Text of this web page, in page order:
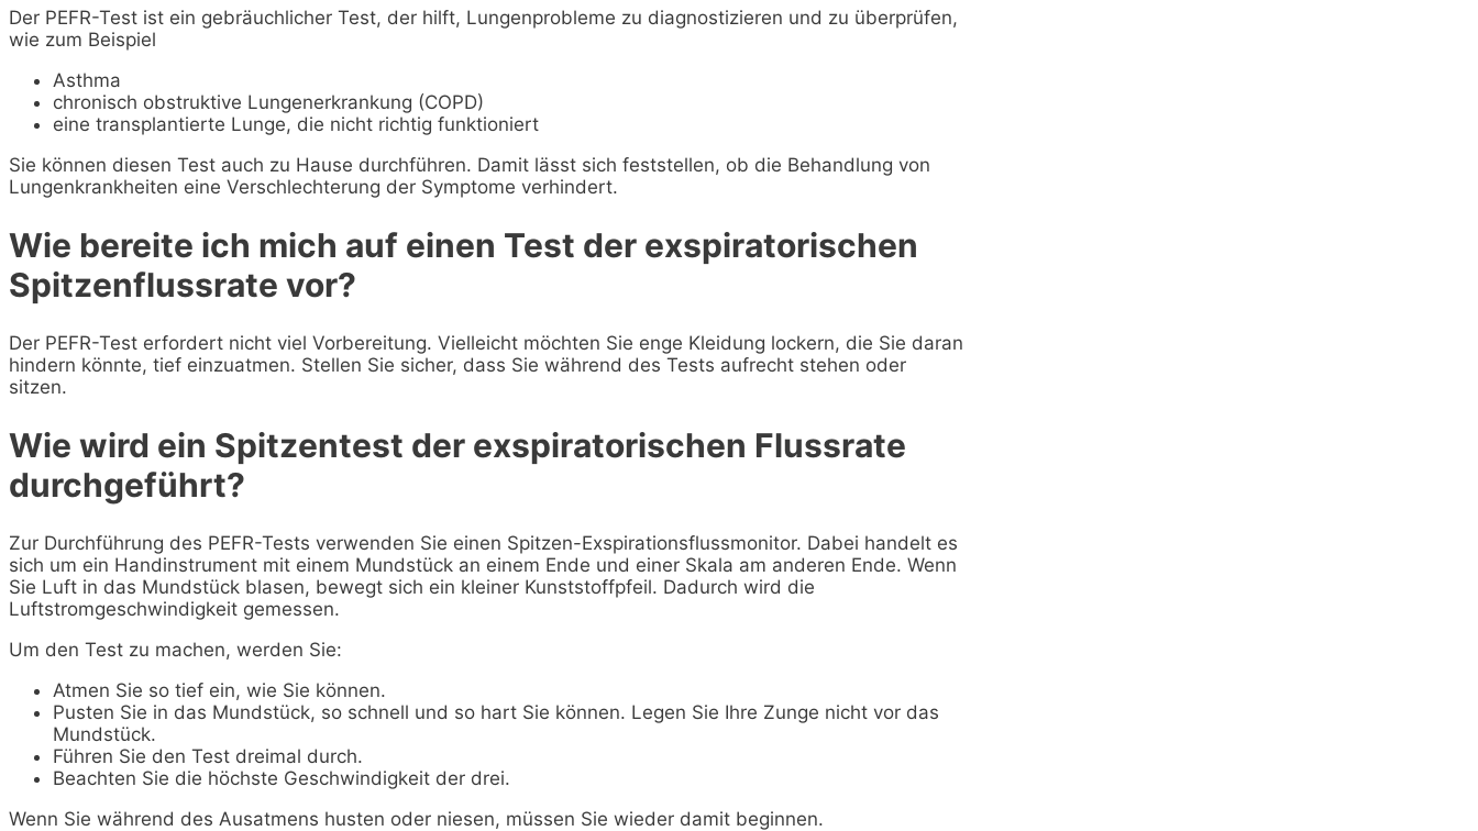
Der PEFR-Test ist ein gebräuchlicher Test, der hilft, Lungenprobleme zu diagnostizieren und zu überprüfen,
wie zum Beispiel
Asthma
chronisch obstruktive Lungenerkrankung (COPD)
eine transplantierte Lunge, die nicht richtig funktioniert
Sie können diesen Test auch zu Hause durchführen. Damit lässt sich feststellen, ob die Behandlung von
Lungenkrankheiten eine Verschlechterung der Symptome verhindert.
Wie bereite ich mich auf einen Test der exspiratorischen
Spitzenflussrate vor?
Der PEFR-Test erfordert nicht viel Vorbereitung. Vielleicht möchten Sie enge Kleidung lockern, die Sie daran
hindern könnte, tief einzuatmen. Stellen Sie sicher, dass Sie während des Tests aufrecht stehen oder
sitzen.
Wie wird ein Spitzentest der exspiratorischen Flussrate
durchgeführt?
Zur Durchführung des PEFR-Tests verwenden Sie einen Spitzen-Exspirationsflussmonitor. Dabei handelt es
sich um ein Handinstrument mit einem Mundstück an einem Ende und einer Skala am anderen Ende. Wenn
Sie Luft in das Mundstück blasen, bewegt sich ein kleiner Kunststoffpfeil. Dadurch wird die
Luftstromgeschwindigkeit gemessen.
Um den Test zu machen, werden Sie:
Atmen Sie so tief ein, wie Sie können.
Pusten Sie in das Mundstück, so schnell und so hart Sie können. Legen Sie Ihre Zunge nicht vor das
Mundstück.
Führen Sie den Test dreimal durch.
Beachten Sie die höchste Geschwindigkeit der drei.
Wenn Sie während des Ausatmens husten oder niesen, müssen Sie wieder damit beginnen.